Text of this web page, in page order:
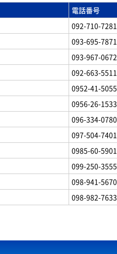
電話番号
092-710-7281
093-695-7871
093-967-0672
092-663-5511
0952-41-5055
0956-26-1533
096-334-0780
097-504-7401
0985-60-5901
099-250-3555
098-941-5670
098-982-7633